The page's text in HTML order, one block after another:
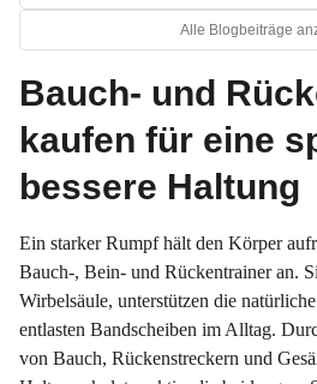
Alle Blogbeiträge
Bauch- und
kaufen für eine
bessere Haltung
Ein starker Rumpf hält den Körper
Bauch-, Bein- und Rückentrainer an.
Wirbelsäule, unterstützen die
entlasten Bandscheiben im Alltag.
von Bauch, Rückenstreckern und